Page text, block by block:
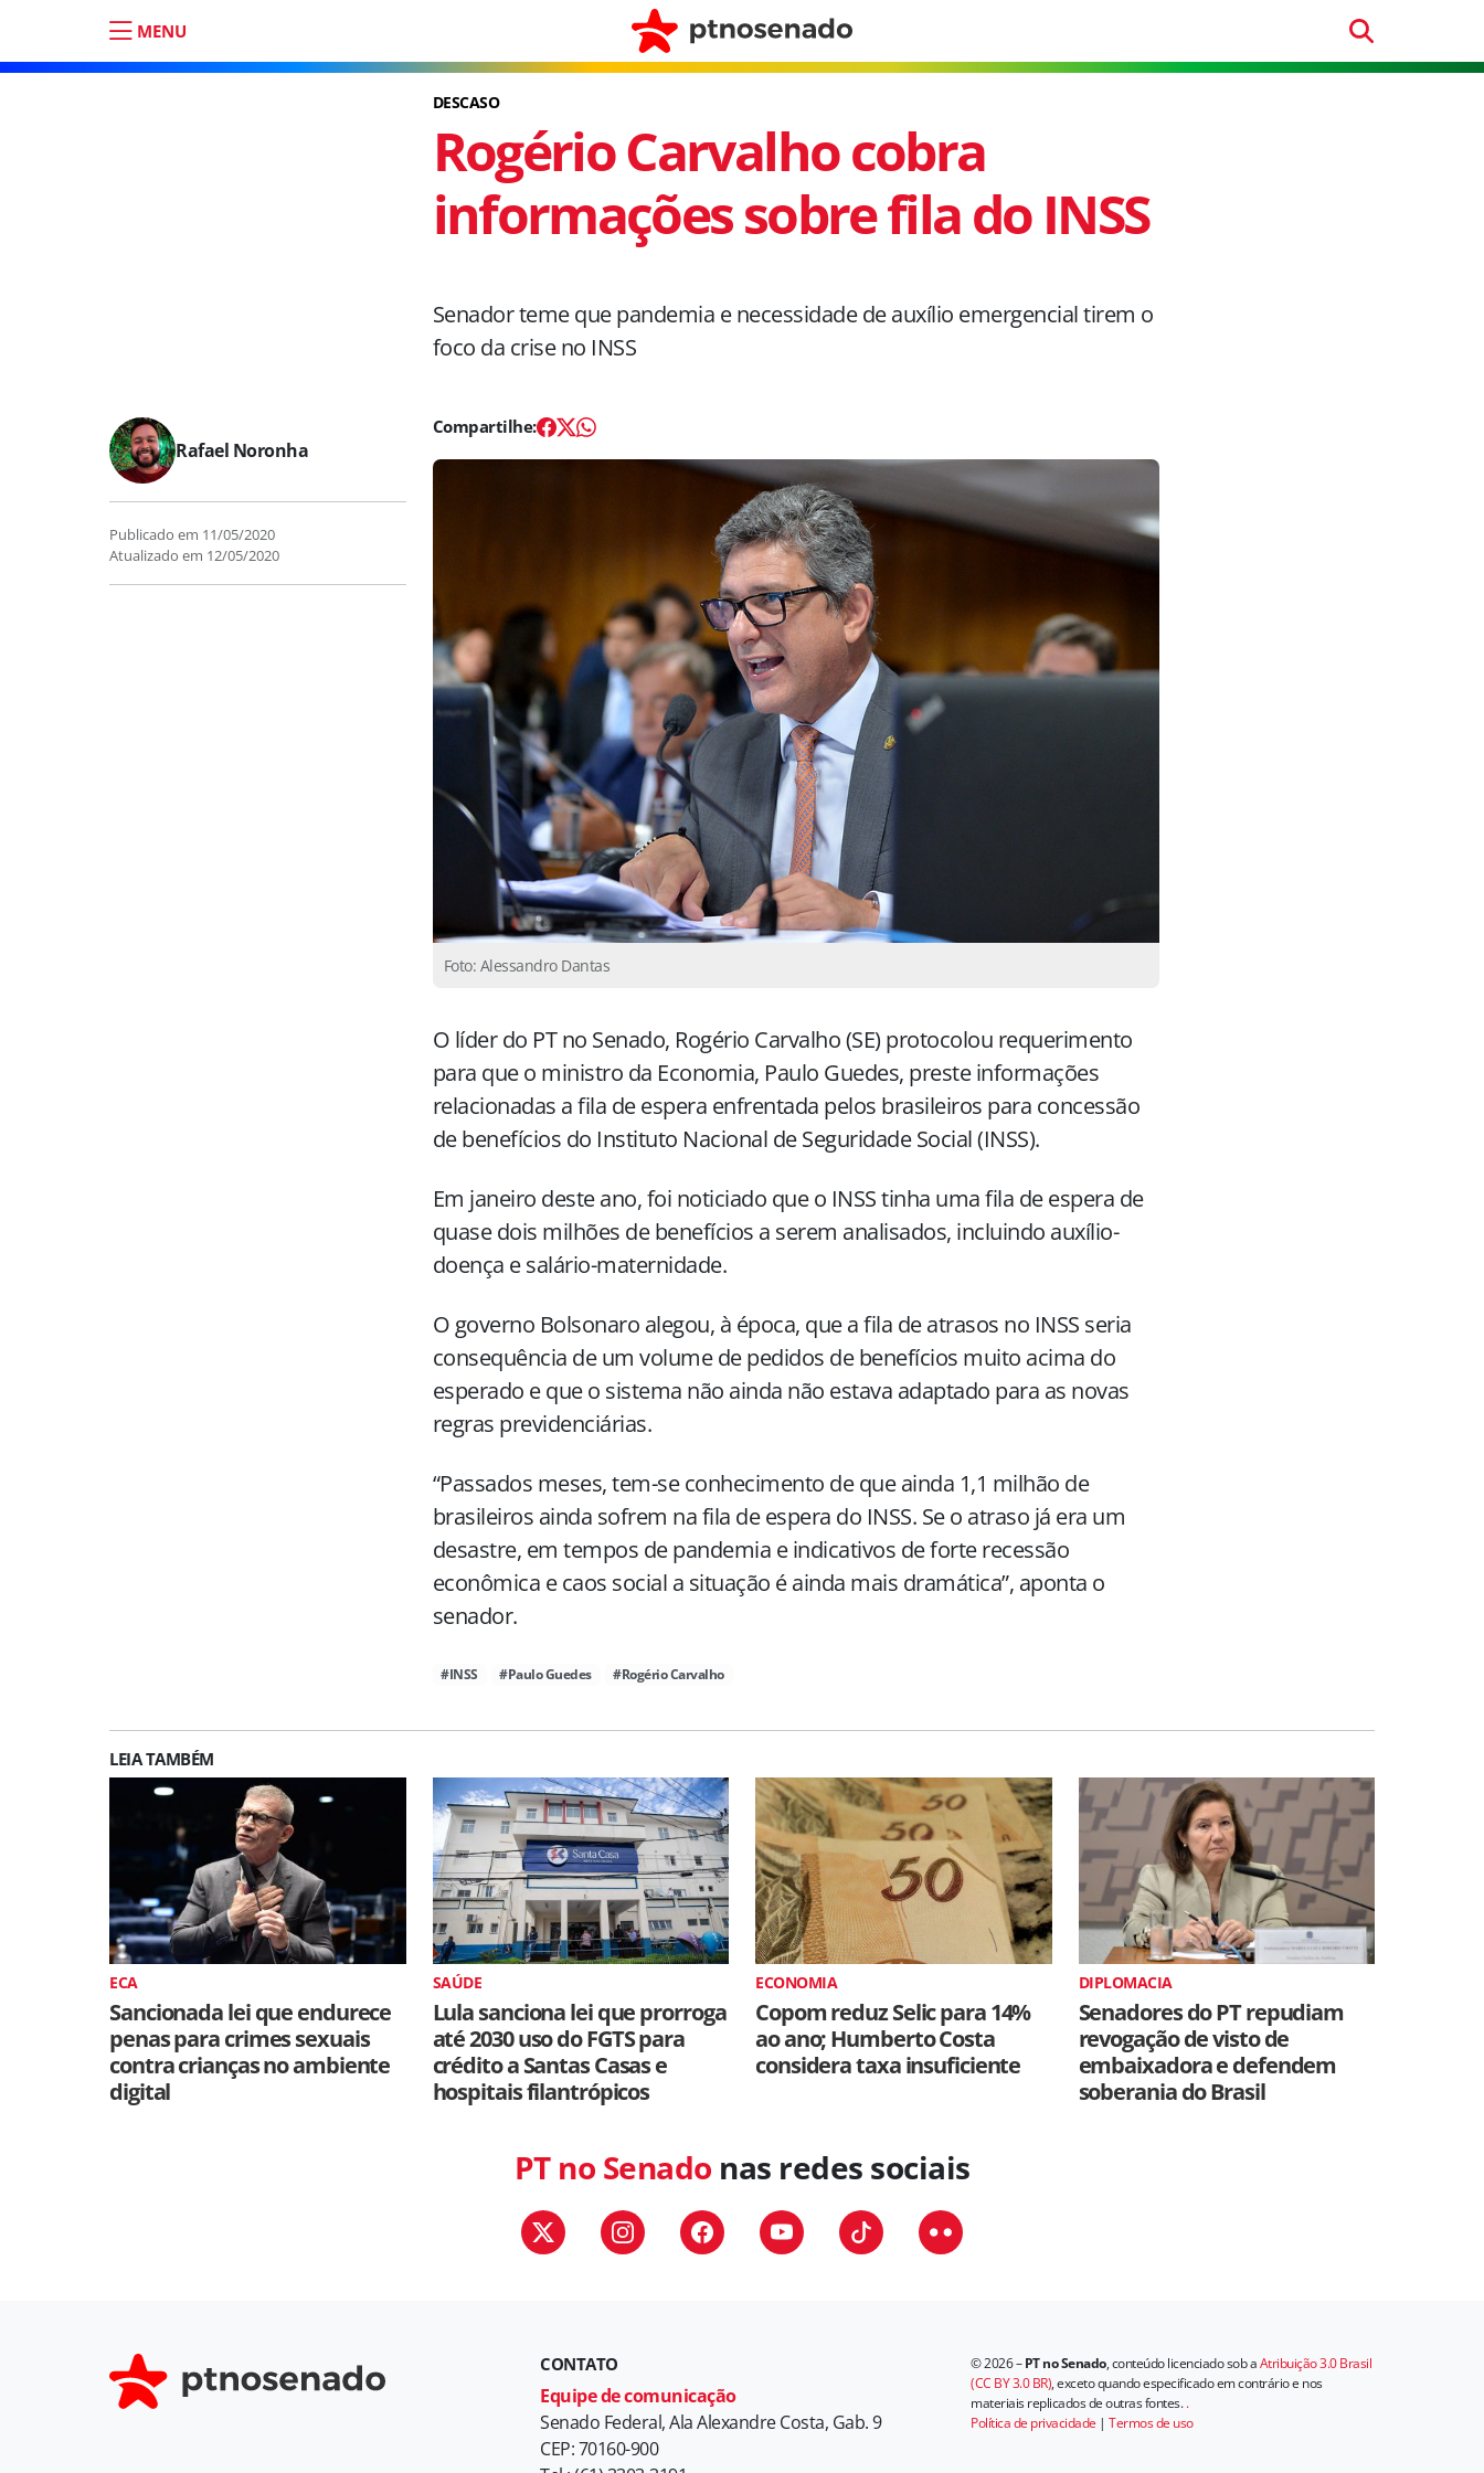
MENU
DESCASO
Rogério Carvalho cobra
informações sobre fila do INSS
Senador teme que pandemia e necessidade de auxílio emergencial tirem o
foco da crise no INSS
Rafael Noronha
Publicado em 11/05/2020
Atualizado em 12/05/2020
Foto: Alessandro Dantas
O líder do PT no Senado, Rogério Carvalho (SE) protocolou requerimento
para que o ministro da Economia, Paulo Guedes, preste informações
relacionadas a fila de espera enfrentada pelos brasileiros para concessão
de benefícios do Instituto Nacional de Seguridade Social (INSS).
Em janeiro deste ano, foi noticiado que o INSS tinha uma fila de espera de
quase dois milhões de benefícios a serem analisados, incluindo auxílio-
doença e salário-maternidade.
O governo Bolsonaro alegou, à época, que a fila de atrasos no INSS seria
consequência de um volume de pedidos de benefícios muito acima do
esperado e que o sistema não ainda não estava adaptado para as novas
regras previdenciárias.
“Passados meses, tem-se conhecimento de que ainda 1,1 milhão de
brasileiros ainda sofrem na fila de espera do INSS. Se o atraso já era um
desastre, em tempos de pandemia e indicativos de forte recessão
econômica e caos social a situação é ainda mais dramática”, aponta o
senador.
#INSS #Paulo Guedes #Rogério Carvalho
LEIA TAMBÉM
ECA
Sancionada lei que endurece
penas para crimes sexuais
contra crianças no ambiente
digital
SAÚDE
Lula sanciona lei que prorroga
até 2030 uso do FGTS para
crédito a Santas Casas e
hospitais filantrópicos
ECONOMIA
Copom reduz Selic para 14%
ao ano; Humberto Costa
considera taxa insuficiente
DIPLOMACIA
Senadores do PT repudiam
revogação de visto de
embaixadora e defendem
soberania do Brasil
PT no Senado nas redes sociais
CONTATO
Equipe de comunicação
Senado Federal, Ala Alexandre Costa, Gab. 9
CEP: 70160-900
© 2026 –PT no Senado, conteúdo licenciado sob aAtribuição 3.0 Brasil
(CC BY 3.0 BR), exceto quando especificado em contrário e nos
materiais replicados de outras fontes..
Política de privacidade | Termos de uso